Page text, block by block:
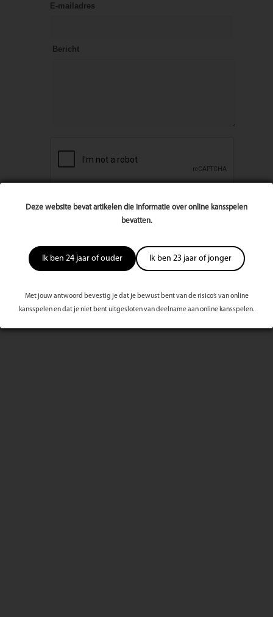
Deze website bevat artikelen die informatie over online kansspelen
bevatten.
Ik ben 24 jaar of ouder Ik ben 23 jaar of jonger
Met jouw antwoord bevestig je dat je bewust bent van de risico’s van online
kansspelen en dat je niet bent uitgesloten van deelname aan online kansspelen.
E-mailadres
Bericht
Meest bekeken dit kwartaal